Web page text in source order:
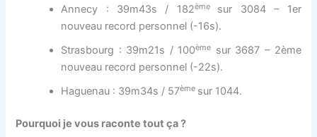
Annecy : 39m43s / 182ème sur 3084 – 1er
nouveau record personnel (-16s).
Strasbourg : 39m21s / 100ème sur 3687 – 2ème
nouveau record personnel (-22s).
Haguenau : 39m34s / 57ème sur 1044.
Pourquoi je vous raconte tout ça ?